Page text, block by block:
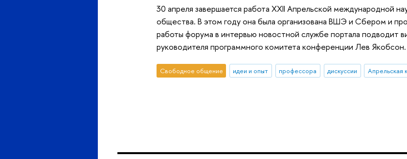
30 апреля завершается работа XXII Апрельской международной
общества. В этом году она была организована ВШЭ и Сбером и
работы форума в интервью новостной службе портала подводит
руководителя программного комитета конференции Лев Якобсон.
Свободное общение идеи и опыт профессора дискуссии Апрельская